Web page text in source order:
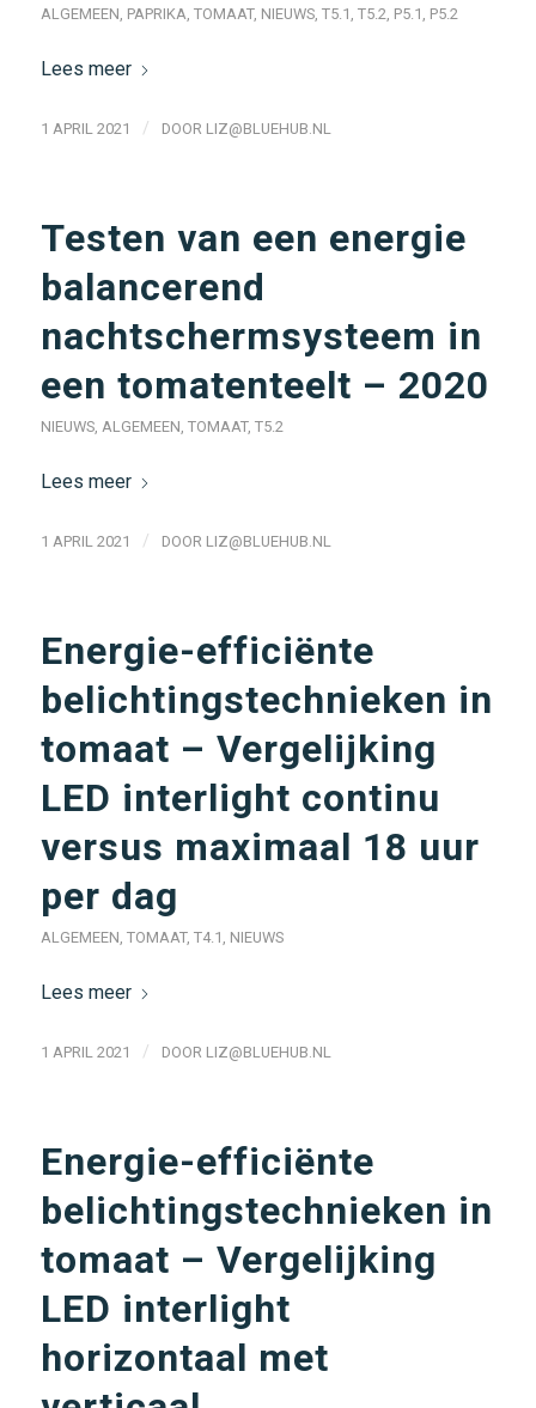
ALGEMEEN, PAPRIKA, TOMAAT, NIEUWS, T5.1 , T5.2, P5.1 , P5.2
Lees meer
1 APRIL 2021 / DOOR LIZ@BLUEHUB.NL
Testen van een energie
balancerend
nachtschermsysteem in
een tomatenteelt – 2020
NIEUWS, ALGEMEEN, TOMAAT, T5.2
Lees meer
1 APRIL 2021 / DOOR LIZ@BLUEHUB.NL
Energie-efficiënte
belichtingstechnieken in
tomaat – Vergelijking
LED interlight continu
versus maximaal 18 uur
per dag
ALGEMEEN, TOMAAT, T4.1 , NIEUWS
Lees meer
1 APRIL 2021 / DOOR LIZ@BLUEHUB.NL
Energie-efficiënte
belichtingstechnieken in
tomaat – Vergelijking
LED interlight
horizontaal met